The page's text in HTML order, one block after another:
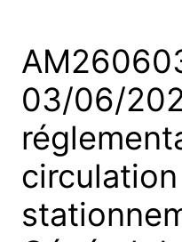
03/06/